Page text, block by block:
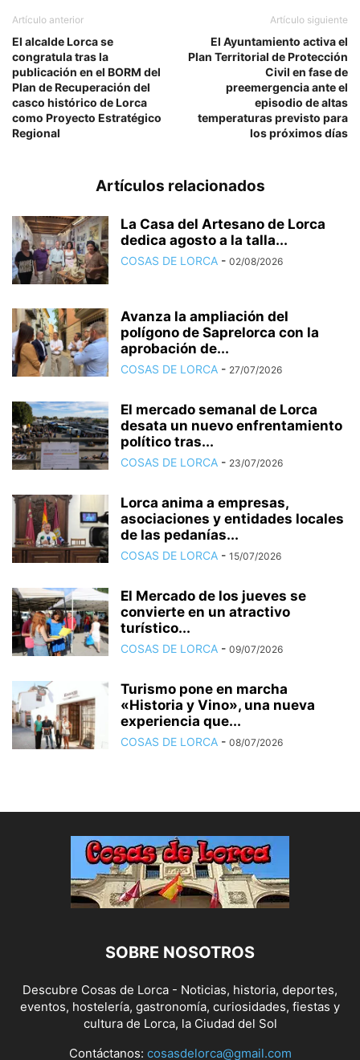
Artículo anterior
El alcalde Lorca se
congratula tras la
publicación en el BORM del
Plan de Recuperación del
casco histórico de Lorca
como Proyecto Estratégico
Regional
Artículo siguiente
El Ayuntamiento activa el
Plan Territorial de Protección
Civil en fase de
preemergencia ante el
episodio de altas
temperaturas previsto para
los próximos días
Artículos relacionados
La Casa del Artesano de Lorca
dedica agosto a la talla...
COSAS DE LORCA - 02/08/2026
Avanza la ampliación del
polígono de Saprelorca con la
aprobación de...
COSAS DE LORCA - 27/07/2026
El mercado semanal de Lorca
desata un nuevo enfrentamiento
político tras...
COSAS DE LORCA - 23/07/2026
Lorca anima a empresas,
asociaciones y entidades locales
de las pedanías...
COSAS DE LORCA - 15/07/2026
El Mercado de los jueves se
convierte en un atractivo
turístico...
COSAS DE LORCA - 09/07/2026
Turismo pone en marcha
«Historia y Vino», una nueva
experiencia que...
COSAS DE LORCA - 08/07/2026
SOBRE NOSOTROS
Descubre Cosas de Lorca - Noticias, historia, deportes,
eventos, hostelería, gastronomía, curiosidades, fiestas y
cultura de Lorca, la Ciudad del Sol
Contáctanos: cosasdelorca@gmail.com